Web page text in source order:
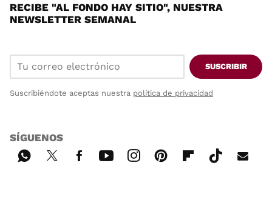
RECIBE "AL FONDO HAY SITIO", NUESTRA
NEWSLETTER SEMANAL
SUSCRIBIR
Suscribiéndote aceptas nuestra política de privacidad
SÍGUENOS